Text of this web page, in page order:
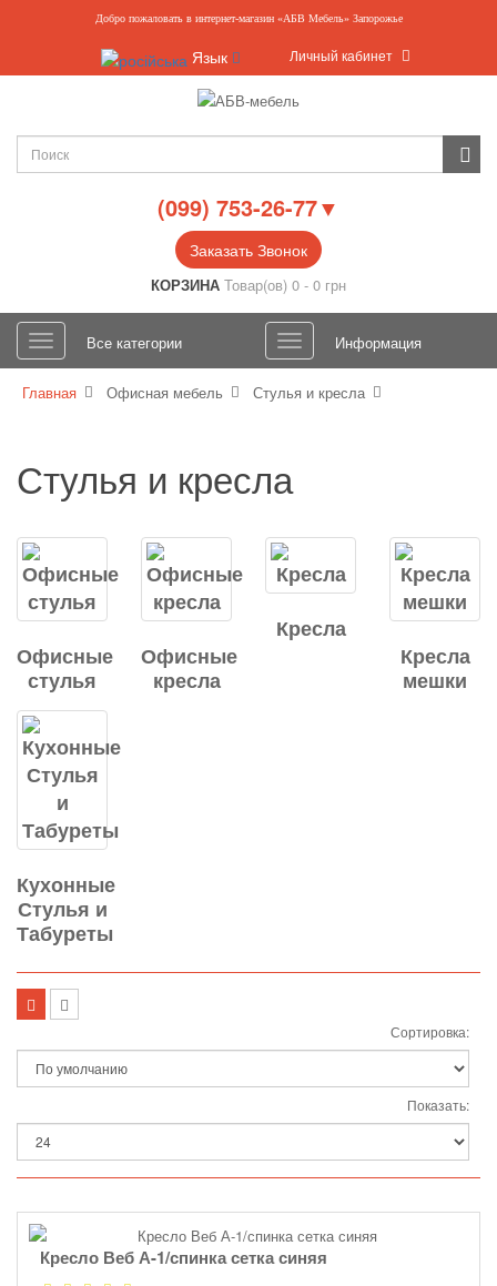
Добро пожаловать в интернет-магазин «АБВ Мебель» Запорожье
Язык Личный кабинет
(099) 753-26-77▼
Заказать Звонок
КОРЗИНА Товар(ов) 0 - 0 грн
Все категории Информация
Главная Офисная мебель Стулья и кресла
Стулья и кресла
Офисные
стулья
Офисные
кресла
Кресла
Кресла
мешки
Кухонные
Стулья и
Табуреты
Сортировка:
Показать:
Кресло Веб А-1/спинка сетка синяя